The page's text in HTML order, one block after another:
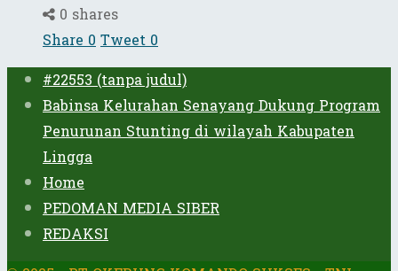
0 shares
Share0Tweet0
#22553 (tanpa judul)
Babinsa Kelurahan Senayang Dukung Program
Penurunan Stunting di wilayah Kabupaten
Lingga
Home
PEDOMAN MEDIA SIBER
REDAKSI